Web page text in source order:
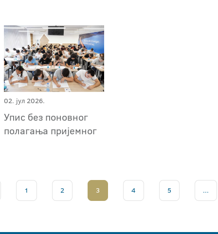
02. јул 2026.
Упис без поновног
полагања пријемног
1 2 3 4 5 ...